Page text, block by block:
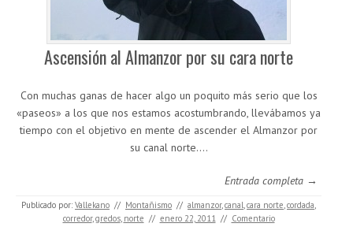
Ascensión al Almanzor por su cara norte
Con muchas ganas de hacer algo un poquito más serio que los
«paseos» a los que nos estamos acostumbrando, llevábamos ya
tiempo con el objetivo en mente de ascender el Almanzor por
su canal norte.…
Entrada completa →
Publicado por: Vallekano // Montañismo // almanzor,canal,cara norte,cordada,
corredor,gredos, norte // enero 22, 2011 // Comentario